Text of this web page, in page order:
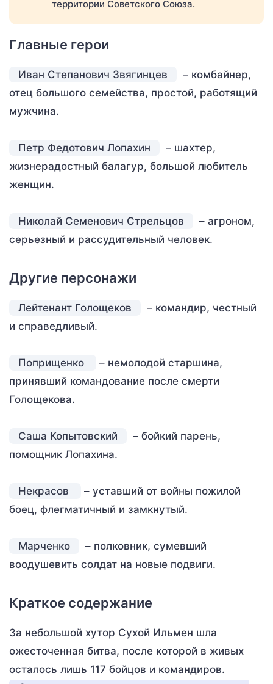
территории Советского Союза.
Главные герои
Иван Степанович Звягинцев
– комбайнер,
отец большого семейства, простой, работящий
мужчина.
Петр Федотович Лопахин
– шахтер,
жизнерадостный балагур, большой любитель
женщин.
Николай Семенович Стрельцов
– агроном,
серьезный и рассудительный человек.
Другие персонажи
Лейтенант Голощеков
– командир, честный
и справедливый.
Поприщенко
– немолодой старшина,
принявший командование после смерти
Голощекова.
Саша Копытовский
– бойкий парень,
помощник Лопахина.
Некрасов
– уставший от войны пожилой
боец, флегматичный и замкнутый.
Марченко
– полковник, сумевший
воодушевить солдат на новые подвиги.
Краткое содержание
За небольшой хутор Сухой Ильмен шла
ожесточенная битва, после которой в живых
осталось лишь 117 бойцов и командиров.